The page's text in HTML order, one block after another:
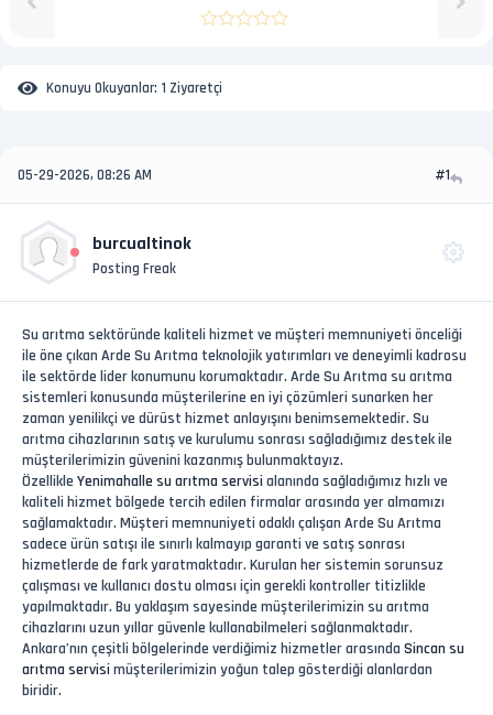
Konuyu Okuyanlar: 1 Ziyaretçi
05-29-2026, 08:26 AM #1
burcualtinok
Posting Freak
Su arıtma sektöründe kaliteli hizmet ve müşteri memnuniyeti önceliği
ile öne çıkan Arde Su Arıtma teknolojik yatırımları ve deneyimli kadrosu
ile sektörde lider konumunu korumaktadır. Arde Su Arıtma su arıtma
sistemleri konusunda müşterilerine en iyi çözümleri sunarken her
zaman yenilikçi ve dürüst hizmet anlayışını benimsemektedir. Su
arıtma cihazlarının satış ve kurulumu sonrası sağladığımız destek ile
müşterilerimizin güvenini kazanmış bulunmaktayız.
Özellikle Yenimahalle su arıtma servisi alanında sağladığımız hızlı ve
kaliteli hizmet bölgede tercih edilen firmalar arasında yer almamızı
sağlamaktadır. Müşteri memnuniyeti odaklı çalışan Arde Su Arıtma
sadece ürün satışı ile sınırlı kalmayıp garanti ve satış sonrası
hizmetlerde de fark yaratmaktadır. Kurulan her sistemin sorunsuz
çalışması ve kullanıcı dostu olması için gerekli kontroller titizlikle
yapılmaktadır. Bu yaklaşım sayesinde müşterilerimizin su arıtma
cihazlarını uzun yıllar güvenle kullanabilmeleri sağlanmaktadır.
Ankara’nın çeşitli bölgelerinde verdiğimiz hizmetler arasında Sincan su
arıtma servisi müşterilerimizin yoğun talep gösterdiği alanlardan
biridir.